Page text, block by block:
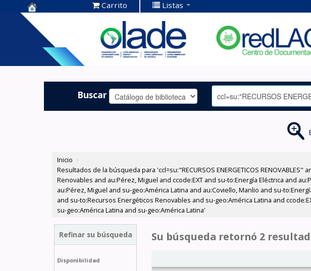
Centro de
Documentación
OLADE -
Carrito Listas
Buscar
Inicio ›
Resultados de la búsqueda para 'ccl=su:"RECURSOS ENERGETICOS
Renovables and au:Pérez, Miguel and ccode:EXT and su-to:Energía Eléctrica and
au:Pérez, Miguel and su-geo:América Latina and au:Coviello, Manlio and su-
and su-to:Recursos Energéticos Renovables and su-geo:América Latina and
su-geo:América Latina and su-geo:América Latina'
Refinar su búsqueda
Disponibilidad
Su búsqueda retornó 2